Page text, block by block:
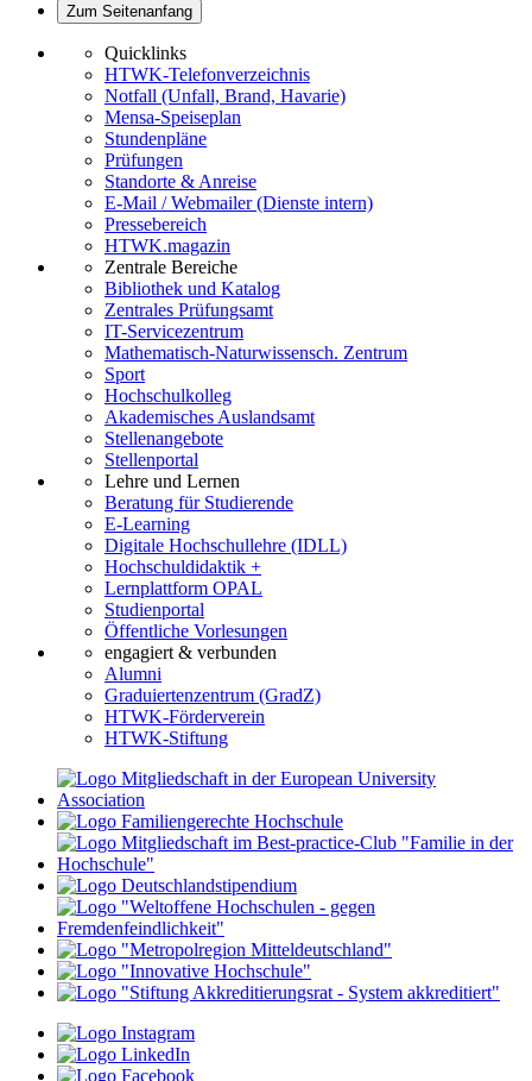
Zum Seitenanfang
Quicklinks
HTWK-Telefonverzeichnis
Notfall (Unfall, Brand, Havarie)
Mensa-Speiseplan
Stundenpläne
Prüfungen
Standorte & Anreise
E-Mail / Webmailer (Dienste intern)
Pressebereich
HTWK.magazin
Zentrale Bereiche
Bibliothek und Katalog
Zentrales Prüfungsamt
IT-Servicezentrum
Mathematisch-Naturwissensch. Zentrum
Sport
Hochschulkolleg
Akademisches Auslandsamt
Stellenangebote
Stellenportal
Lehre und Lernen
Beratung für Studierende
E-Learning
Digitale Hochschullehre (IDLL)
Hochschuldidaktik +
Lernplattform OPAL
Studienportal
Öffentliche Vorlesungen
engagiert & verbunden
Alumni
Graduiertenzentrum (GradZ)
HTWK-Förderverein
HTWK-Stiftung